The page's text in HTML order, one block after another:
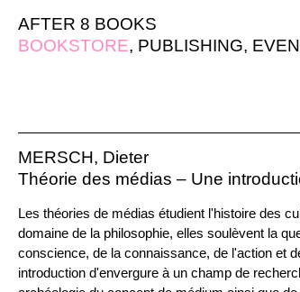
AFTER 8 BOOKS
BOOKSTORE, PUBLISHING,
MERSCH, Dieter
Théorie des médias – Une
Les théories de médias étudient l'histoire des
domaine de la philosophie, elles soulèvent la
conscience, de la connaissance, de l'action et
introduction d'envergure à un champ de